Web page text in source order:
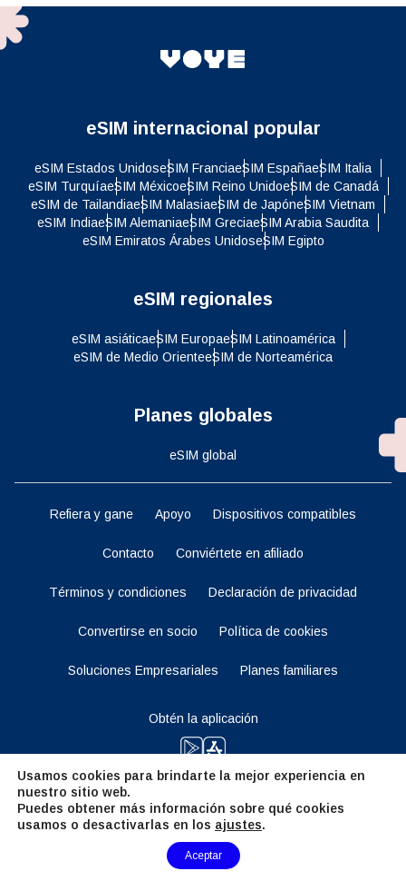
eSIM internacional popular
eSIM Estados UnidoseSIM FranciaeSIM EspañaeSIM Italia
eSIM TurquíaeSIM MéxicoeSIM Reino UnidoeSIM de Canadá
eSIM de TailandiaeSIM MalasiaeSIM de JapóneSIM Vietnam
eSIM IndiaeSIM AlemaniaeSIM GreciaeSIM Arabia Saudita
eSIM Emiratos Árabes UnidoseSIM Egipto
eSIM regionales
eSIM asiáticaeSIM EuropaeSIM Latinoamérica
eSIM de Medio OrienteeSIM de Norteamérica
Planes globales
eSIM global
Refiera y gane Apoyo Dispositivos compatibles
Contacto Conviértete en afiliado
Términos y condiciones Declaración de privacidad
Convertirse en socio Política de cookies
Soluciones Empresariales Planes familiares
Obtén la aplicación
Usamos cookies para brindarte la mejor experiencia en
nuestro sitio web.
Puedes obtener más información sobre qué cookies
usamos o desactivarlas en los ajustes.
Aceptar